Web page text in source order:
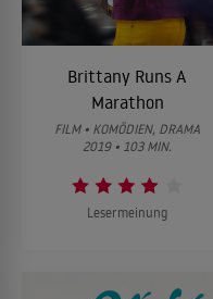
Brittany Runs A
Marathon
FILM • KOMÖDIEN, DRAMA
2019 • 103 MIN.
Lesermeinung